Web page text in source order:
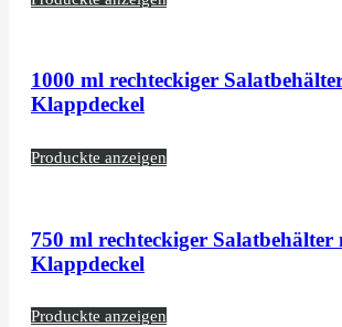
1000 ml rechteckiger
Klappdeckel
Produckte anzeigen
750 ml rechteckiger Salatbehälter
Klappdeckel
Produckte anzeigen